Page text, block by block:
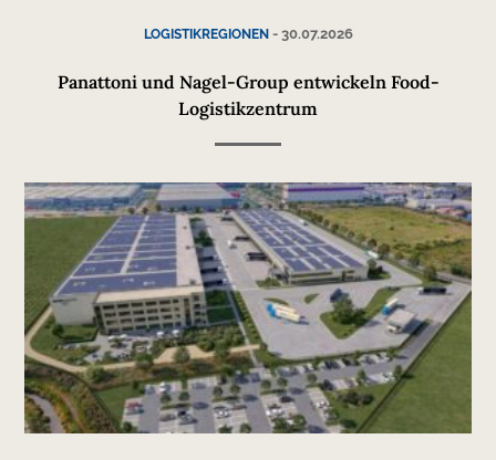
LOGISTIKREGIONEN- 30.07.2026
Panattoni und Nagel-Group entwickeln Food-
Logistikzentrum